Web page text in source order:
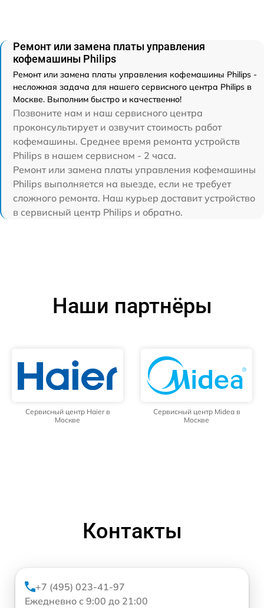
Ремонт или замена платы управления
кофемашины Philips
Ремонт или замена платы управления кофемашины Philips -
несложная задача для нашего сервисного центра Philips в
Москве. Выполним быстро и качественно!
Позвоните нам и наш сервисного центра
проконсультирует и озвучит стоимость работ
кофемашины. Среднее время ремонта устройств
Philips в нашем сервисном - 2 часа.
Ремонт или замена платы управления кофемашины
Philips выполняется на выезде, если не требует
сложного ремонта. Наш курьер доставит устройство
в сервисный центр Philips и обратно.
Наши партнёры
Сервисный центр Haier в
Москве
Сервисный центр Midea в
Москве
Контакты
+7 (495) 023-41-97
Ежедневно с 9:00 до 21:00